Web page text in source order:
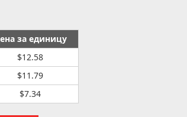
за единицу
$12.58
$11.79
$7.34